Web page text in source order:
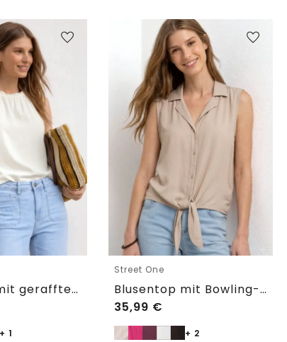
Blusentop mit gerafftem Rundhals
+ 1
Street One
Blusentop mit Bowling-Kragen und Knoten
35,99 €
+ 2